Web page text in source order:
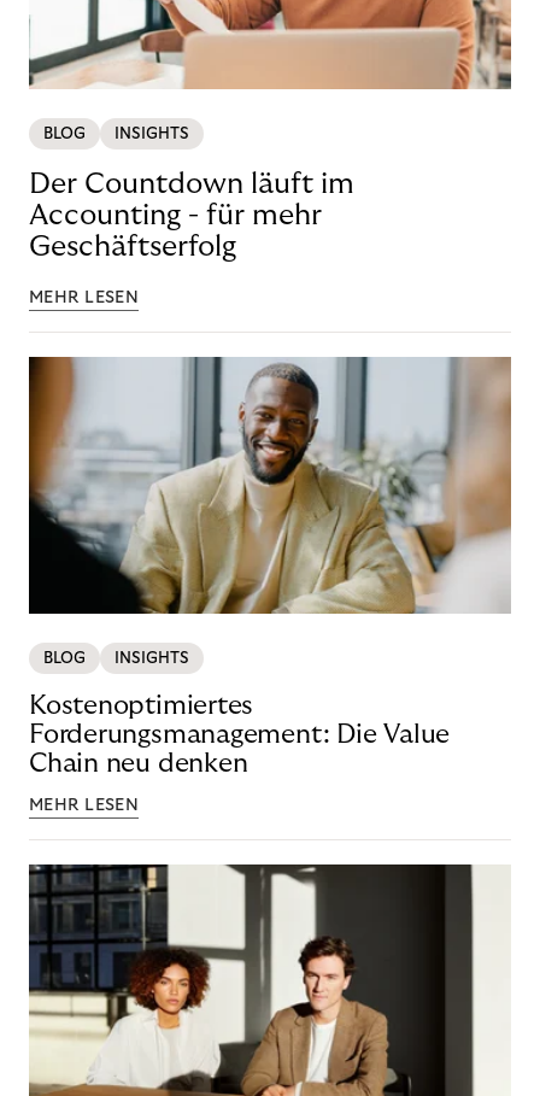
BLOG INSIGHTS
Der Countdown läuft im
Accounting - für mehr
Geschäftserfolg
MEHR LESEN
BLOG INSIGHTS
Kostenoptimiertes
Forderungsmanagement: Die Value
Chain neu denken
MEHR LESEN